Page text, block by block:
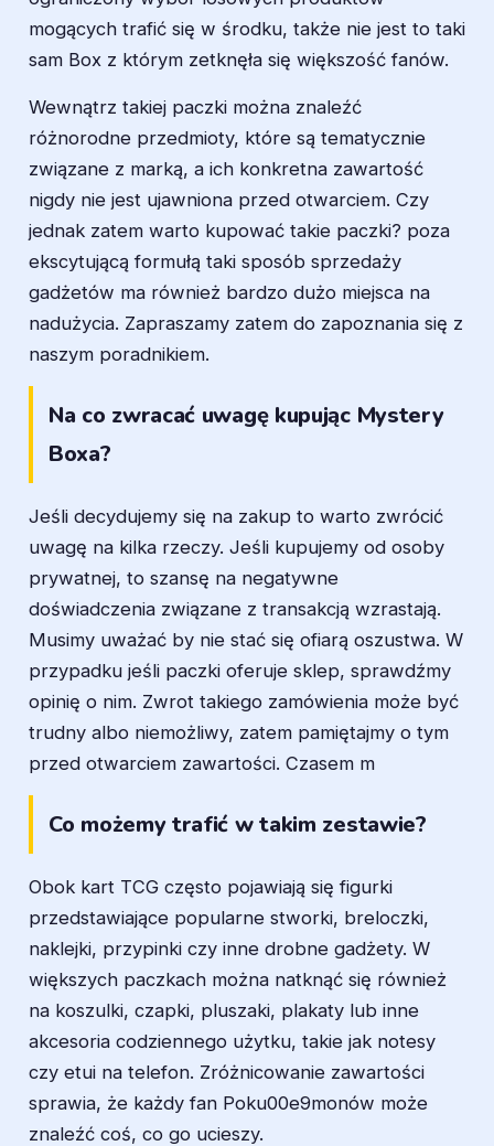
mogących trafić się w środku, także nie jest to taki
sam Box z którym zetknęła się większość fanów.
Wewnątrz takiej paczki można znaleźć
różnorodne przedmioty, które są tematycznie
związane z marką, a ich konkretna zawartość
nigdy nie jest ujawniona przed otwarciem. Czy
jednak zatem warto kupować takie paczki? poza
ekscytującą formułą taki sposób sprzedaży
gadżetów ma również bardzo dużo miejsca na
nadużycia. Zapraszamy zatem do zapoznania się z
naszym poradnikiem.
Na co zwracać uwagę kupując Mystery
Boxa?
Jeśli decydujemy się na zakup to warto zwrócić
uwagę na kilka rzeczy. Jeśli kupujemy od osoby
prywatnej, to szansę na negatywne
doświadczenia związane z transakcją wzrastają.
Musimy uważać by nie stać się ofiarą oszustwa. W
przypadku jeśli paczki oferuje sklep, sprawdźmy
opinię o nim. Zwrot takiego zamówienia może być
trudny albo niemożliwy, zatem pamiętajmy o tym
przed otwarciem zawartości. Czasem m
Co możemy trafić w takim zestawie?
Obok kart TCG często pojawiają się figurki
przedstawiające popularne stworki, breloczki,
naklejki, przypinki czy inne drobne gadżety. W
większych paczkach można natknąć się również
na koszulki, czapki, pluszaki, plakaty lub inne
akcesoria codziennego użytku, takie jak notesy
czy etui na telefon. Zróżnicowanie zawartości
sprawia, że każdy fan Poku00e9monów może
znaleźć coś, co go ucieszy.